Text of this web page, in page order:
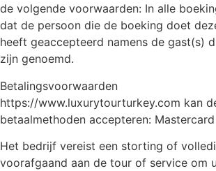
de volgende voorwaarden: In alle
dat de persoon die de boeking doet
heeft geaccepteerd namens de gast(s)
zijn genoemd.
Betalingsvoorwaarden
https://www.luxurytourturkey.com kan
betaalmethoden accepteren: Mastercard
Het bedrijf vereist een storting of
voorafgaand aan de tour of service om